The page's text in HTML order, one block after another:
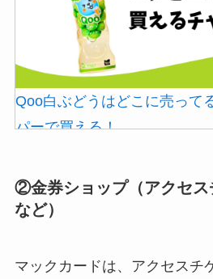
Qoo白ぶどうはどこに売って
パーで買える！
②金券ショップ（アクセス
など）
マックカードは、アクセスチ